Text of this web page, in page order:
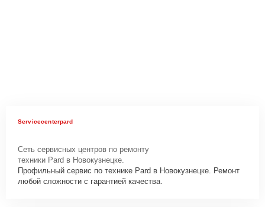
Servicecenterpard
Сеть сервисных центров по ремонту
техники Pard в Новокузнецке.
Профильный сервис по технике Pard в Новокузнецке. Ремонт
любой сложности с гарантией качества.